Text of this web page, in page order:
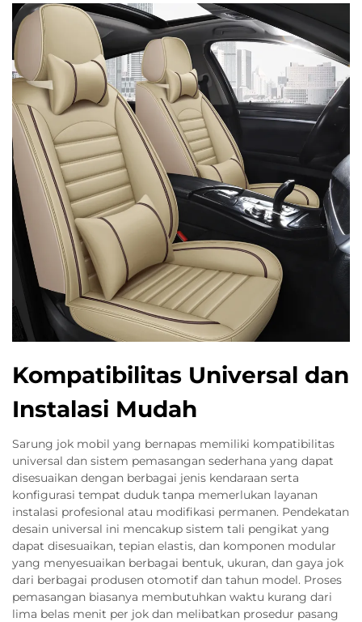
Kompatibilitas Universal dan
Instalasi Mudah
Sarung jok mobil yang bernapas memiliki kompatibilitas
universal dan sistem pemasangan sederhana yang dapat
disesuaikan dengan berbagai jenis kendaraan serta
konfigurasi tempat duduk tanpa memerlukan layanan
instalasi profesional atau modifikasi permanen. Pendekatan
desain universal ini mencakup sistem tali pengikat yang
dapat disesuaikan, tepian elastis, dan komponen modular
yang menyesuaikan berbagai bentuk, ukuran, dan gaya jok
dari berbagai produsen otomotif dan tahun model. Proses
pemasangan biasanya membutuhkan waktu kurang dari
lima belas menit per jok dan melibatkan prosedur pasang